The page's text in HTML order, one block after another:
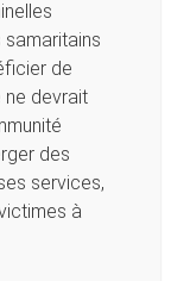
samaritains
de
ne devrait
des
services,
à